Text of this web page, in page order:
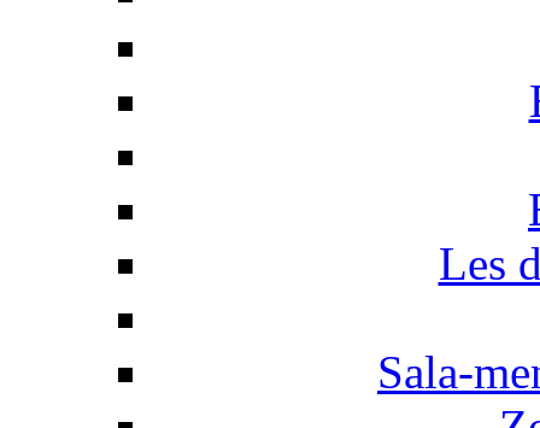
Les
Sala-